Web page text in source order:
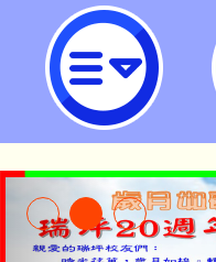
平鎮自造教育
桃園市立瑞坪